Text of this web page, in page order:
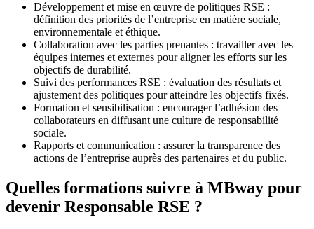
Développement et mise en œuvre de politiques RSE :
définition des priorités de l’entreprise en matière sociale,
environnementale et éthique.
Collaboration avec les parties prenantes : travailler avec les
équipes internes et externes pour aligner les efforts sur les
objectifs de durabilité.
Suivi des performances RSE : évaluation des résultats et
ajustement des politiques pour atteindre les objectifs fixés.
Formation et sensibilisation : encourager l’adhésion des
collaborateurs en diffusant une culture de responsabilité
sociale.
Rapports et communication : assurer la transparence des
actions de l’entreprise auprès des partenaires et du public.
Quelles formations suivre à MBway pour
devenir Responsable RSE ?